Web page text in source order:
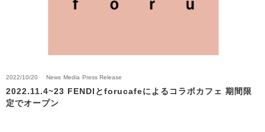
2022/10/20 News Media Press Release
2022.11.4~23 FENDIとforucafeによるコラボカフェ 期間限
定でオープン